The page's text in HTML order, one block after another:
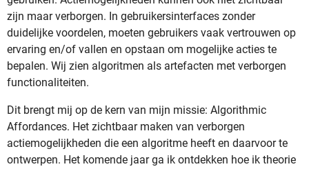
zijn maar verborgen. In gebruikersinterfaces zonder
duidelijke voordelen, moeten gebruikers vaak vertrouwen op
ervaring en/of vallen en opstaan om mogelijke acties te
bepalen. Wij zien algoritmen als artefacten met verborgen
functionaliteiten.
Dit brengt mij op de kern van mijn missie: Algorithmic
Affordances. Het zichtbaar maken van verborgen
actiemogelijkheden die een algoritme heeft en daarvoor te
ontwerpen. Het komende jaar ga ik ontdekken hoe ik theorie